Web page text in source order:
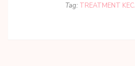
Tag: TREATMENT